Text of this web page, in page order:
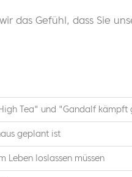
das Gefühl, dass Sie
Tea" und "Gandalf kämpft
geplant ist
Leben loslassen müssen